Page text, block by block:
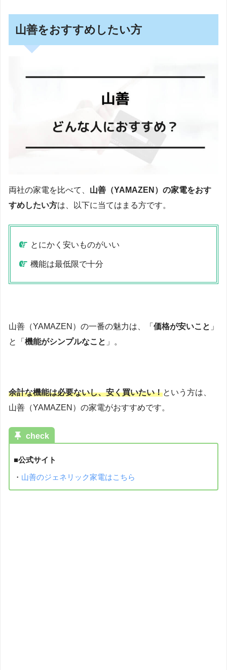
山善をおすすめしたい方
両社の家電を比べて、 山善（YAMAZEN）の家電をおす
すめしたい方は、以下に当てはまる方です。
とにかく安いものがいい
機能は最低限で十分
山善（YAMAZEN）の一番の魅力は、「 価格が安いこと 」
と「 機能がシンプルなこと 」。
余計な機能は必要ないし、安く買いたい！という方は、
山善（YAMAZEN）の家電がおすすめです。
check
■公式サイト
・ 山善のジェネリック家電はこちら